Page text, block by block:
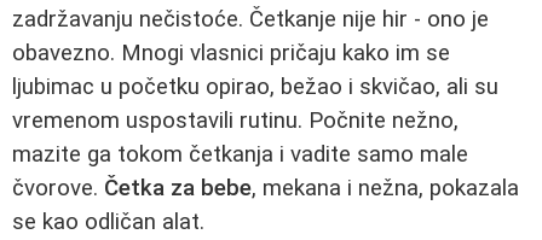
zadržavanju nečistoće. Četkanje nije hir - ono je
obavezno. Mnogi vlasnici pričaju kako im se
ljubimac u početku opirao, bežao i skvičao, ali su
vremenom uspostavili rutinu. Počnite nežno,
mazite ga tokom četkanja i vadite samo male
čvorove. Četka za bebe, mekana i nežna, pokazala
se kao odličan alat.